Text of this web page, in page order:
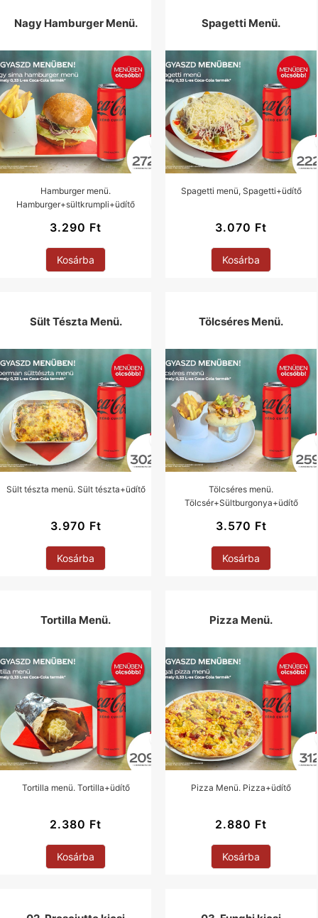
Nagy Hamburger Menü.
Hamburger menü.
Hamburger+sültkrumpli+üdítő
3.290 Ft
Kosárba
Spagetti Menü.
Spagetti menü, Spagetti+üdítő
3.070 Ft
Kosárba
Sült Tészta Menü.
Sült tészta menü. Sült tészta+üdítő
3.970 Ft
Kosárba
Tölcséres Menü.
Tölcséres menü.
Tölcsér+Sültburgonya+üdítő
3.570 Ft
Kosárba
Tortilla Menü.
Tortilla menü. Tortilla+üdítő
2.380 Ft
Kosárba
Pizza Menü.
Pizza Menü. Pizza+üdítő
2.880 Ft
Kosárba